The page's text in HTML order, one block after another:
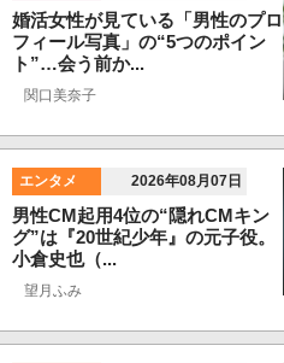
婚活女性が見ている「男性のプロ
フィール写真」の“5つのポイン
ト”…会う前か...
関口美奈子
エンタメ 2026年08月07日
男性CM起用4位の“隠れCMキン
グ”は『20世紀少年』の元子役。
小倉史也（...
望月ふみ